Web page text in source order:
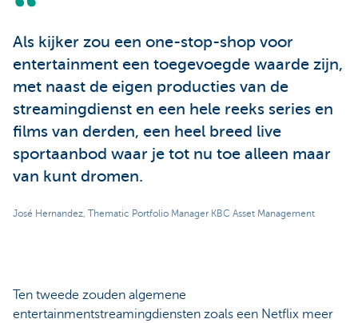
Als kijker zou een one-stop-shop voor
entertainment een toegevoegde waarde zijn,
met naast de eigen producties van de
streamingdienst en een hele reeks series en
films van derden, een heel breed live
sportaanbod waar je tot nu toe alleen maar
van kunt dromen.
José Hernandez, Thematic Portfolio Manager KBC Asset Management
Ten tweede zouden algemene
entertainmentstreamingdiensten zoals een Netflix meer